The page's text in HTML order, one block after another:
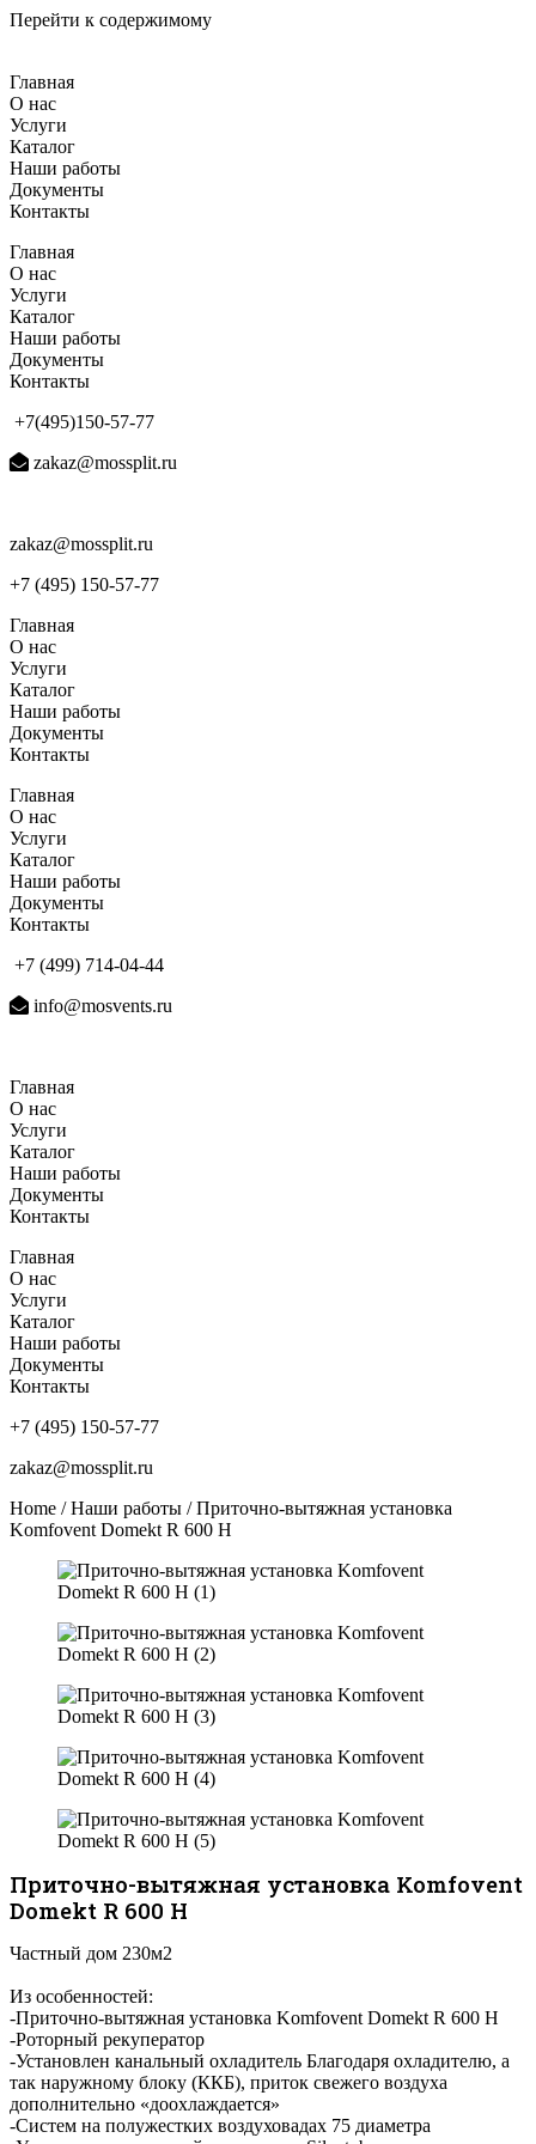
Перейти к содержимому
Главная
О нас
Услуги
Каталог
Наши работы
Документы
Контакты
Главная
О нас
Услуги
Каталог
Наши работы
Документы
Контакты
+7(495)150-57-77
zakaz@mossplit.ru
zakaz@mossplit.ru
+7 (495) 150-57-77
Главная
О нас
Услуги
Каталог
Наши работы
Документы
Контакты
Главная
О нас
Услуги
Каталог
Наши работы
Документы
Контакты
+7 (499) 714-04-44
info@mosvents.ru
Главная
О нас
Услуги
Каталог
Наши работы
Документы
Контакты
Главная
О нас
Услуги
Каталог
Наши работы
Документы
Контакты
+7 (495) 150-57-77
zakaz@mossplit.ru
Home /Наши работы / Приточно-вытяжная установка
Komfovent Domekt R 600 H
Приточно-вытяжная установка Komfovent
Domekt R 600 H
Частный дом 230м2
Из особенностей:
-Приточно-вытяжная установка Komfovent Domekt R 600 H
-Роторный рекуператор
-Установлен канальный охладитель Благодаря охладителю, а
так наружному блоку (ККБ), приток свежего воздуха
дополнительно «доохлаждается»
-Систем на полужестких воздуховадах 75 диаметра